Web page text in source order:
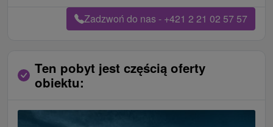
Zadzwoń do nas - +421 2 21 02 57 57
Ten pobyt jest częścią oferty
obiektu: